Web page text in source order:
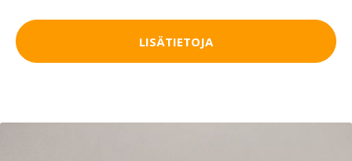
LISÄTIETOJA